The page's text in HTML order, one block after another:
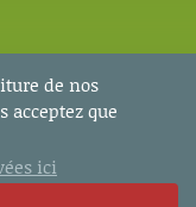
de nos
acceptez que
ici